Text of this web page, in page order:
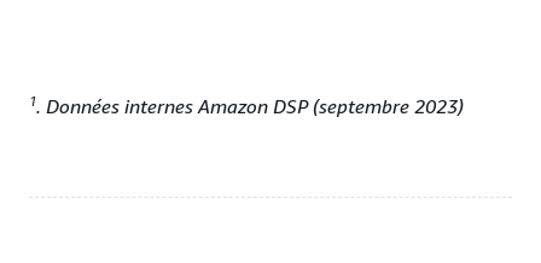
1. Données internes Amazon DSP (septembre 2023)